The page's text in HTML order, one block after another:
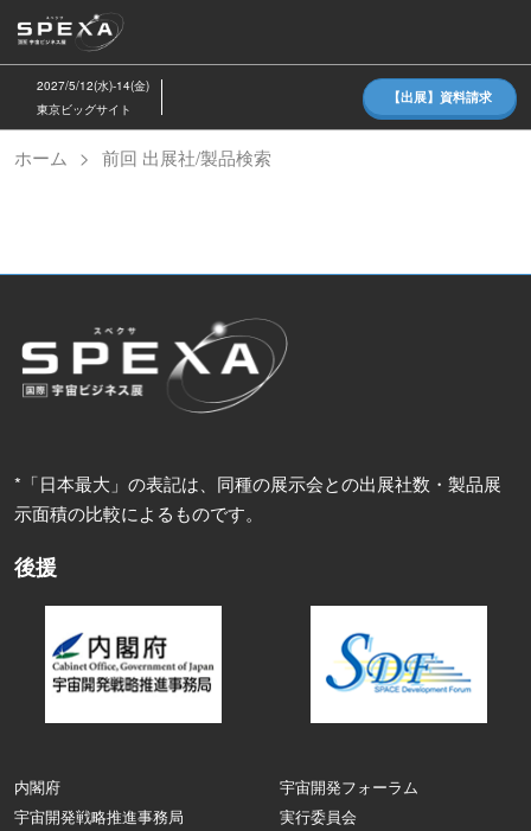
キ
ッ
し
て
2027/5/12(水)-14(金)
東京ビッグサイト
【出展】資料請求
ホーム 前回 出展社/製品検索
*「日本最大」の表記は、同種の展示会との出展社数・製品展
示面積の比較によるものです。
後援
内閣府
宇宙開発戦略推進事務局
宇宙開発フォーラム
実行委員会